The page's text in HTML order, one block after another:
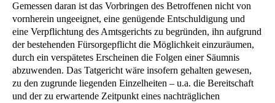
Gemessen daran ist das Vorbringen des Betroffenen nicht von
vornherein ungeeignet, eine genügende Entschuldigung und
eine Verpflichtung des Amtsgerichts zu begründen, ihn aufgrund
der bestehenden Fürsorgepflicht die Möglichkeit einzuräumen,
durch ein verspätetes Erscheinen die Folgen einer Säumnis
abzuwenden. Das Tatgericht wäre insofern gehalten gewesen,
zu den zugrunde liegenden Einzelheiten – u.a. die Bereitschaft
und der zu erwartende Zeitpunkt eines nachträglichen